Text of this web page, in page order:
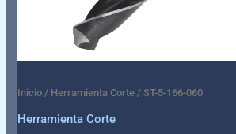
Inicio / Herramienta Corte / ST-5-166-060
Herramienta Corte